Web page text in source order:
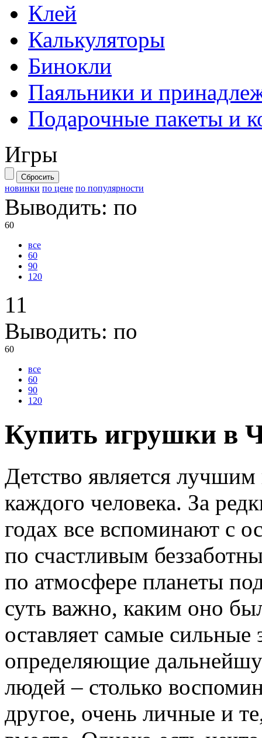
Клей
Калькуляторы
Бинокли
Паяльники и
Подарочные пакеты и
Игры
Сбросить
новинки по цене по популярности
Выводить: по
60
все
60
90
120
11
Выводить: по
60
все
60
90
120
Купить игрушки в
Детство является
каждого человека. За
годах все вспоминают с
по счастливым
по атмосфере планеты
суть важно, каким оно
оставляет самые
определяющие
людей – столько
другое, очень личные и